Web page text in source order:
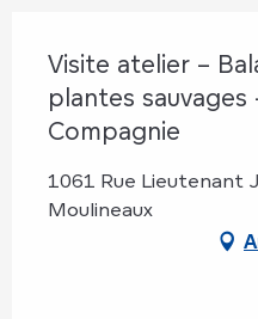
Visite atelier –
plantes
Compagnie
1061 Rue Lieutenant
Moulineaux